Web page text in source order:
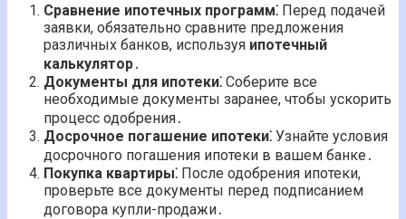
Сравнение ипотечных программ⁚ Перед подачей
заявки, обязательно сравните предложения
различных банков, используя ипотечный
калькулятор․
Документы для ипотеки⁚ Соберите все
необходимые документы заранее, чтобы ускорить
процесс одобрения․
Досрочное погашение ипотеки⁚ Узнайте условия
досрочного погашения ипотеки в вашем банке․
Покупка квартиры⁚ После одобрения ипотеки,
проверьте все документы перед подписанием
договора купли-продажи․